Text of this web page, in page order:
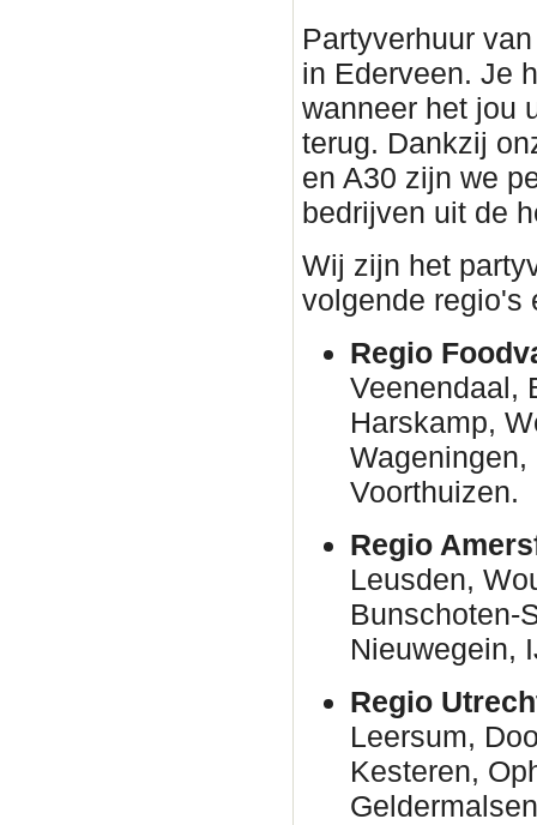
Partyverhuur
in Ederveen. Je
wanneer het jou
terug. Dankzij
en A30 zijn we
bedrijven uit de
Wij zijn het
volgende regio's
Regio
Veenendaal,
Harskamp,
Voorthuizen.
Regio
Leusden,
Bunschoten-
Nieuwegein,
Regio
Leersum,
Kesteren,